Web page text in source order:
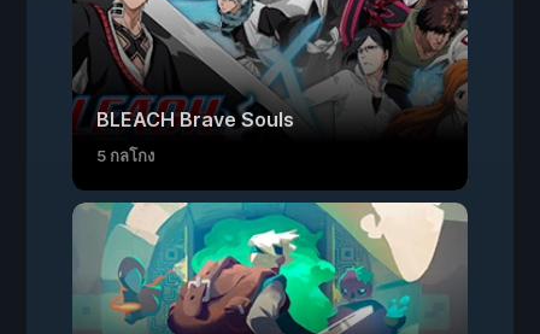
BLEACH Brave Souls
5 กลโกง